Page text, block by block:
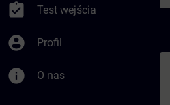
assignment_turned_in Test wejścia
account_circle Profil
info O nas